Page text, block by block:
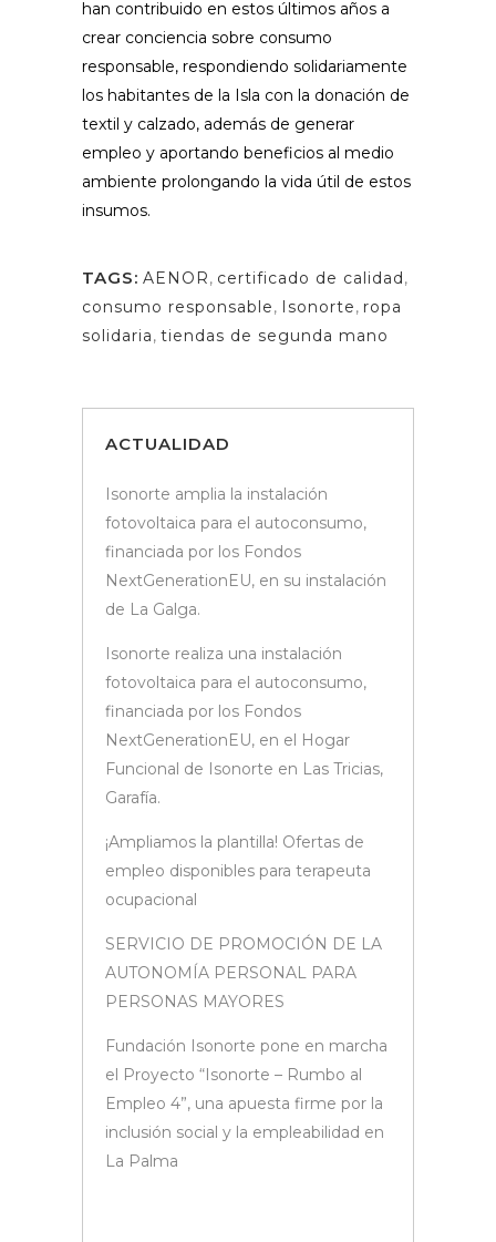
han contribuido en estos últimos años a
crear conciencia sobre consumo
responsable, respondiendo solidariamente
los habitantes de la Isla con la donación de
textil y calzado, además de generar
empleo y aportando beneficios al medio
ambiente prolongando la vida útil de estos
insumos.
TAGS: AENOR, certificado de calidad,
consumo responsable, Isonorte, ropa
solidaria, tiendas de segunda mano
ACTUALIDAD
Isonorte amplia la instalación
fotovoltaica para el autoconsumo,
financiada por los Fondos
NextGenerationEU, en su instalación
de La Galga.
Isonorte realiza una instalación
fotovoltaica para el autoconsumo,
financiada por los Fondos
NextGenerationEU, en el Hogar
Funcional de Isonorte en Las Tricias,
Garafía.
¡Ampliamos la plantilla! Ofertas de
empleo disponibles para terapeuta
ocupacional
SERVICIO DE PROMOCIÓN DE LA
AUTONOMÍA PERSONAL PARA
PERSONAS MAYORES
Fundación Isonorte pone en marcha
el Proyecto “Isonorte – Rumbo al
Empleo 4”, una apuesta firme por la
inclusión social y la empleabilidad en
La Palma